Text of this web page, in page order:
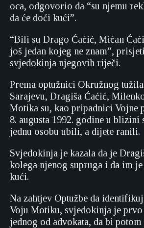
oca, odgovorio da “su njemu
da će doći kući”.
“Bili su Drago Ćaćić, Mićan
još jedan kojeg ne znam”,
svjedokinja njegovih riječi.
Prema optužnici Okružnog
Sarajevu, Dragiša Ćaćić,
Motika su, kao pripadnici Vojne
8. augusta 1992. godine u blizini
jednu osobu ubili, a dijete ranili.
Svjedokinja je kazala da je
kolega njenog supruga i da im
kući.
Na zahtjev Optužbe da
Voju Motiku, svjedokinja je prvo
jednog od advokata, da bi potom